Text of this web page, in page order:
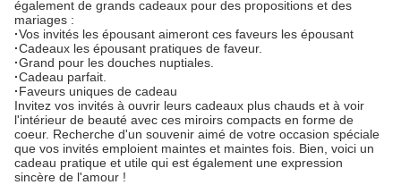
également de grands cadeaux pour des propositions et des
mariages :
·Vos invités les épousant aimeront ces faveurs les épousant
·Cadeaux les épousant pratiques de faveur.
·Grand pour les douches nuptiales.
·Cadeau parfait.
·Faveurs uniques de cadeau
Invitez vos invités à ouvrir leurs cadeaux plus chauds et à voir
l'intérieur de beauté avec ces miroirs compacts en forme de
coeur. Recherche d'un souvenir aimé de votre occasion spéciale
que vos invités emploient maintes et maintes fois. Bien, voici un
cadeau pratique et utile qui est également une expression
sincère de l'amour !